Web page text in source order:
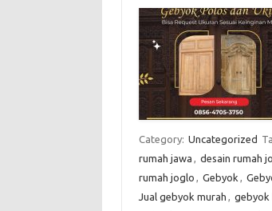
Category: Uncategorized
rumah jawa , desain rumah
rumah joglo , Gebyok ,
Jual gebyok murah , gebyok